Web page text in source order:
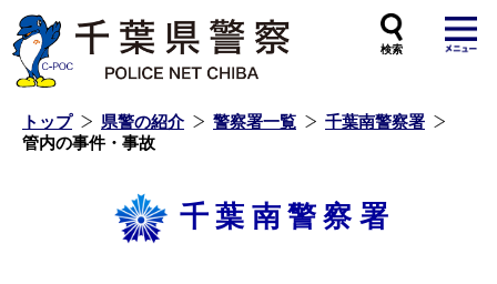
トップ 県警の紹介 警察署一覧
千葉南警察署
管内の事件・事故
千葉南警察署